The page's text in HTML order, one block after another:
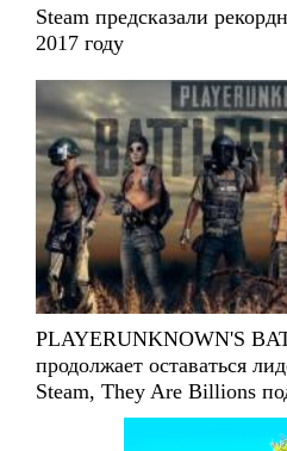
Steam предсказали
2017 году
PLAYERUNKNOWN'S
продолжает оставаться
Steam, They Are Billions